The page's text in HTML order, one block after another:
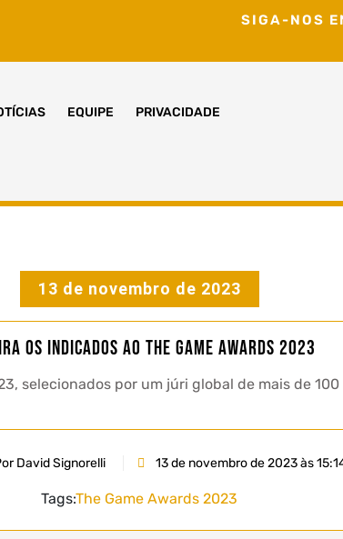
SIGA-NOS
EQUIPE PRIVACIDADE
13 de novembro de 2023
os indicados ao The Game Awards 2023
selecionados por um júri global de mais de
David Signorelli 13 de novembro de 2023 às
Tags:The Game Awards 2023